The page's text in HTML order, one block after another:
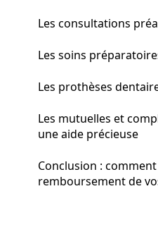
Les consultations
Les soins
Les prothèses
Les mutuelles et
une aide précieuse
Conclusion :
remboursement de